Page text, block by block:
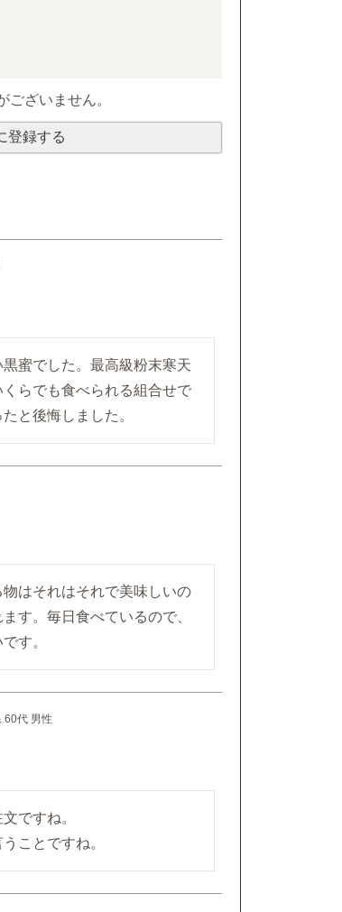
ございません。
登録する
蜜でした。最高級粉末寒天
らでも食べられる組合せで
と後悔しました。
はそれはそれで美味しいの
す。毎日食べているので、
す。
60代 男性
ですね。
ことですね。